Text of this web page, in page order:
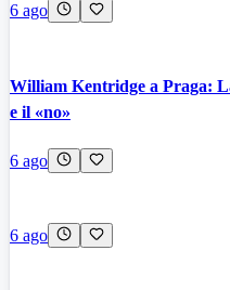
6 ago
William Kentridge a Praga:
e il «no»
6 ago
6 ago